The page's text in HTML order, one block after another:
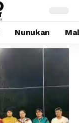
Nunukan